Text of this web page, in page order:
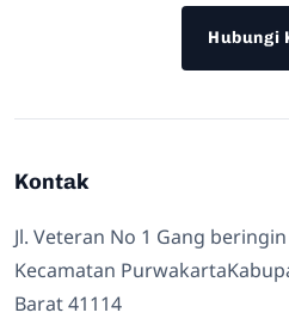
Hubungi
Kontak
Jl. Veteran No 1 Gang
Kecamatan
Barat 41114